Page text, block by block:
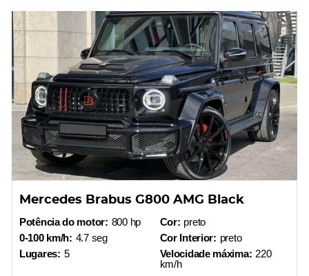
Mercedes Brabus G800 AMG Black
Potência do motor: 800 hp
0-100 km/h: 4.7 seg
Lugares: 5
Cor: preto
Cor Interior: preto
Velocidade máxima: 220
km/h